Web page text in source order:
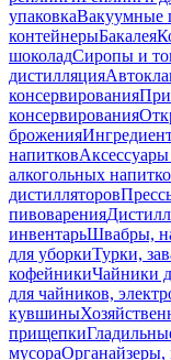
упаковкаВакуумные
контейнерыБакалея
шоколадСиропы и
дистилляция
консервирования
консервирования
брожения
напитков
алкогольных
дистилляторов
пивоварения
инвентарьШвабры,
для уборкиТурки,
кофейникиЧайники
для чайников,
кувшины
прищепки
мусора